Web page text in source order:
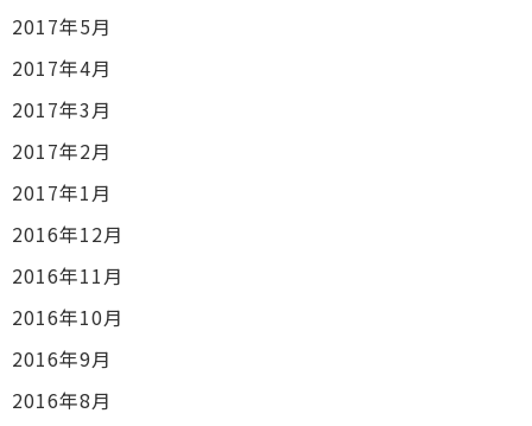
2017年5月
2017年4月
2017年3月
2017年2月
2017年1月
2016年12月
2016年11月
2016年10月
2016年9月
2016年8月